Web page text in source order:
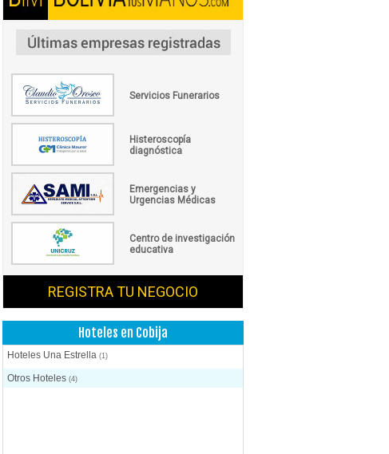
Servicios Funerarios
Histeroscopía
diagnóstica
Emergencias y
Urgencias Médicas
Centro de investigación
educativa
REGISTRA TU NEGOCIO
Hoteles en Cobija
Hoteles Una Estrella (1)
Otros Hoteles (4)